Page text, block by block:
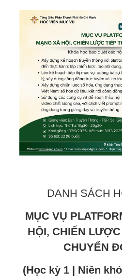
DANH SÁCH
MỤC VỤ
HỘI, CHIẾN
CHUYỂN
(Học kỳ 1 | Niên